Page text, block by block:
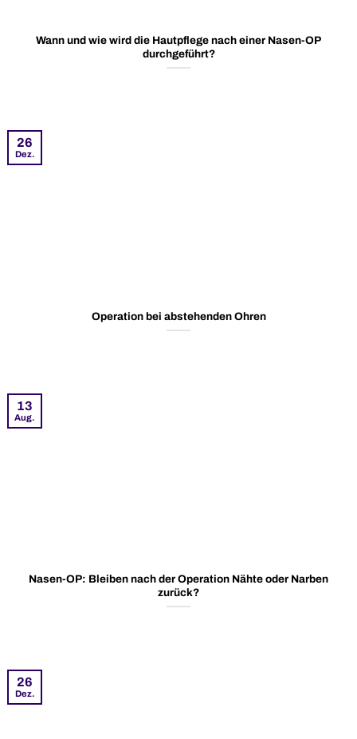
Wann und wie wird die Hautpflege nach einer Nasen-OP
durchgeführt?
Operation bei abstehenden Ohren
26
Dez.
Nasen-OP: Bleiben nach der Operation Nähte oder Narben
zurück?
13
Aug.
26
Dez.